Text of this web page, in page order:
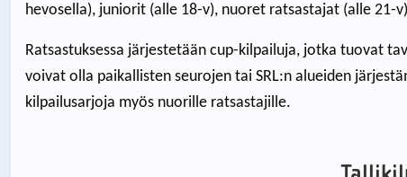
hevosella), juniorit (alle 18-v), nuoret ratsastajat (alle 21-
Ratsastuksessa järjestetään cup-kilpailuja, jotka tuovat
voivat olla paikallisten seurojen tai SRL:n alueiden
kilpailusarjoja myös nuorille ratsastajille.